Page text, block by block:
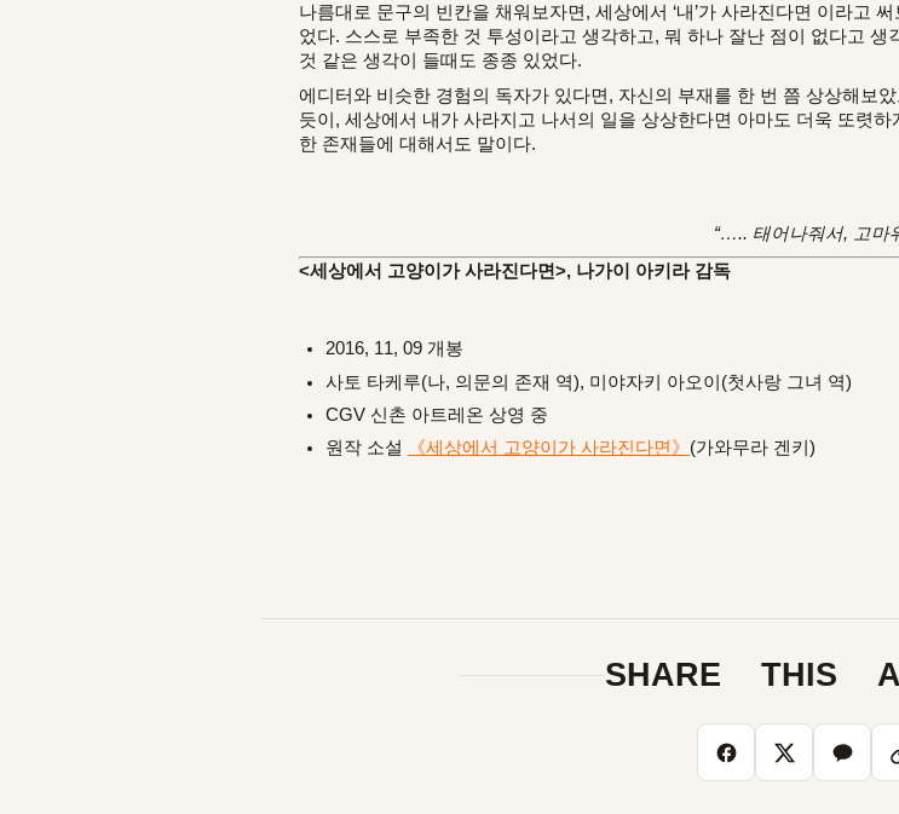
나름대로 문구의 빈칸을 채워보자면, 세상에서 ‘내’가 사라진다면 이라고
었다. 스스로 부족한 것 투성이라고 생각하고, 뭐 하나 잘난 점이 없다고
것 같은 생각이 들때도 종종 있었다.
에디터와 비슷한 경험의 독자가 있다면, 자신의 부재를 한 번 쯤 상상해보
듯이, 세상에서 내가 사라지고 나서의 일을 상상한다면 아마도 더욱 또렷
한 존재들에 대해서도 말이다.
“….. 태어나줘서, 고마
<세상에서 고양이가 사라진다면>, 나가이 아키라 감독
2016, 11, 09 개봉
사토 타케루(나, 의문의 존재 역), 미야자키 아오이(첫사랑 그녀 역)
CGV 신촌 아트레온 상영 중
원작 소설
《세상에서 고양이가 사라진다면》 (가와무라 겐키)
SHARE THIS